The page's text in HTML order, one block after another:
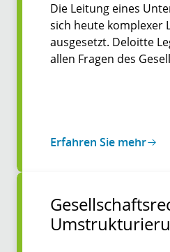
Die Leitung eines
sich heute komplexer
ausgesetzt. Deloitte
allen Fragen des
Erfahren Sie mehr